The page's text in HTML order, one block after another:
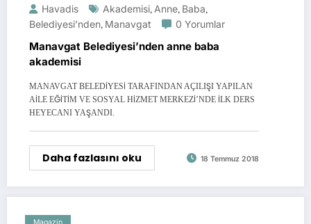
Havadis Akademisi, Anne, Baba,
Belediyesi’nden, Manavgat 0 Yorumlar
Manavgat Belediyesi’nden anne baba
akademisi
MANAVGAT BELEDİYESİ TARAFINDAN AÇILIŞI YAPILAN
AİLE EĞİTİM VE SOSYAL HİZMET MERKEZİ’NDE İLK DERS
HEYECANI YAŞANDI.
Daha fazlasını oku 18 Temmuz 2018
Magazin